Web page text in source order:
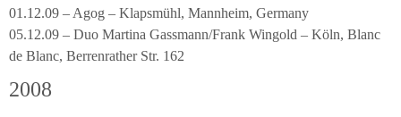
01.12.09 – Agog – Klapsmühl, Mannheim, Germany
05.12.09 – Duo Martina Gassmann/Frank Wingold – Köln, Blanc
de Blanc, Berrenrather Str. 162
2008